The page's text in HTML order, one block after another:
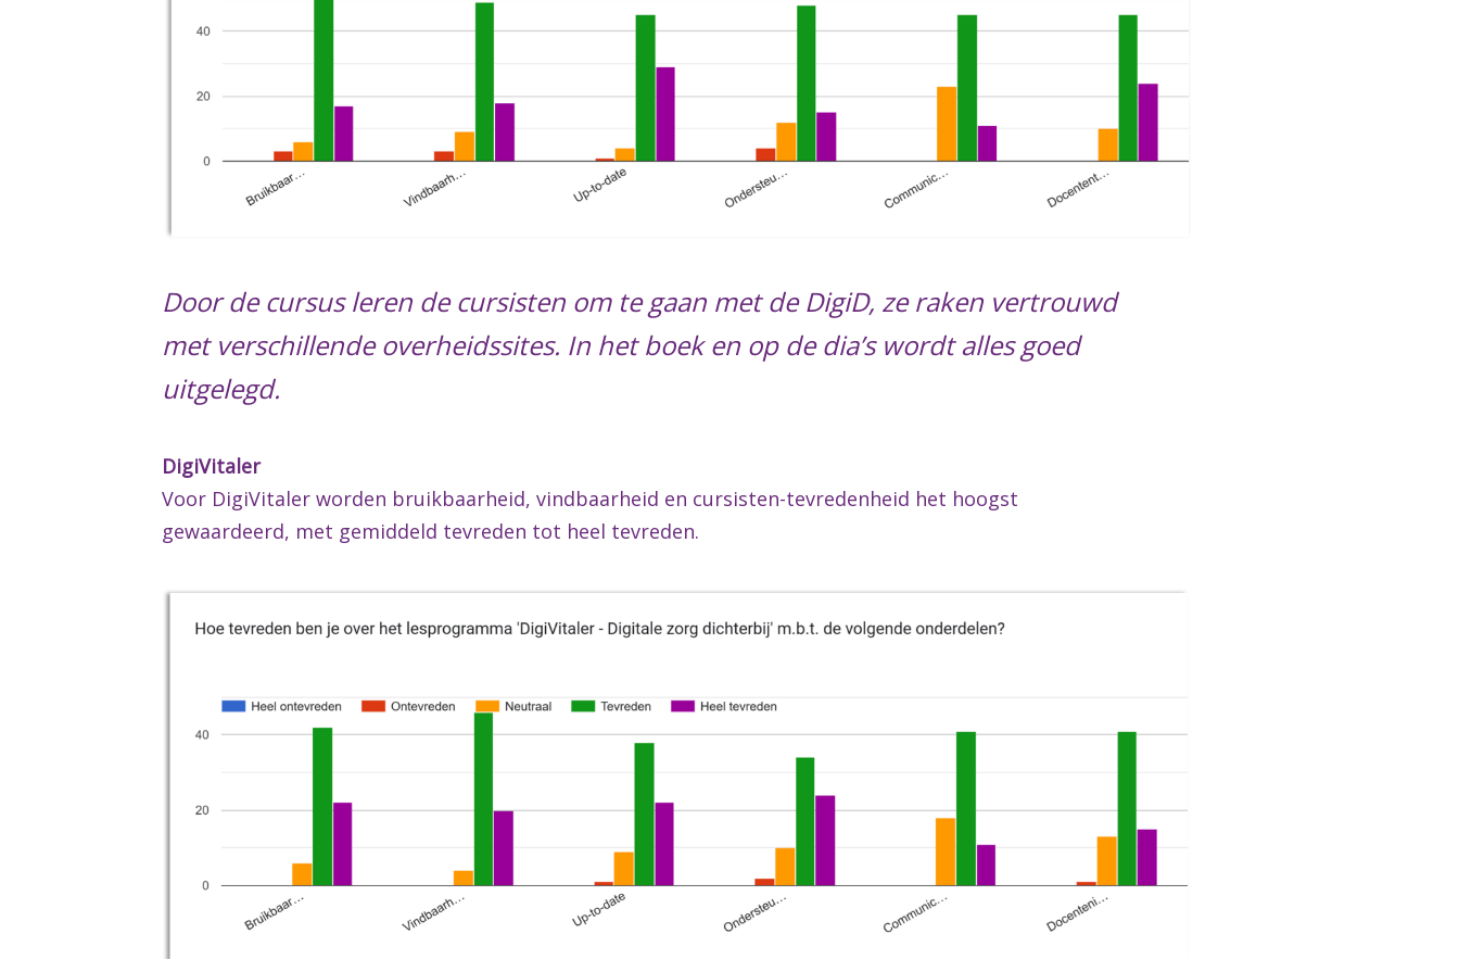
Door de cursus leren de cursisten om te gaan met de DigiD, ze raken vertrouwd
met verschillende overheidssites. In het boek en op de dia’s wordt alles goed
uitgelegd.
DigiVitaler
Voor DigiVitaler worden bruikbaarheid, vindbaarheid en cursisten-tevredenheid het hoogst
gewaardeerd, met gemiddeld tevreden tot heel tevreden.